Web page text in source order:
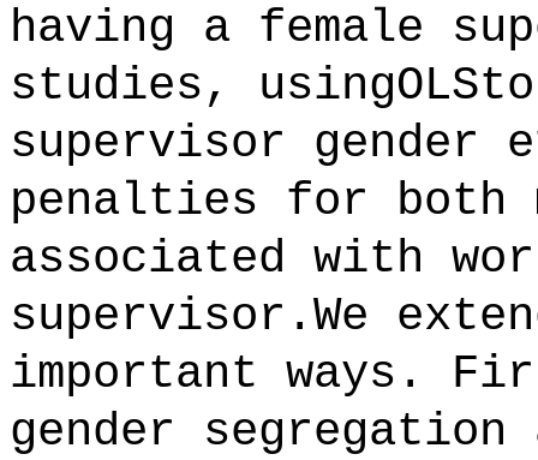
having a female
studies,
supervisor gender
penalties for both
associated with
supervisor.We
important ways.
gender